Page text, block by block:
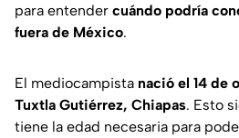
para entender cuándo podría
fuera de México.
El mediocampista nació el 14 de
Tuxtla Gutiérrez, Chiapas. Esto
tiene la edad necesaria para